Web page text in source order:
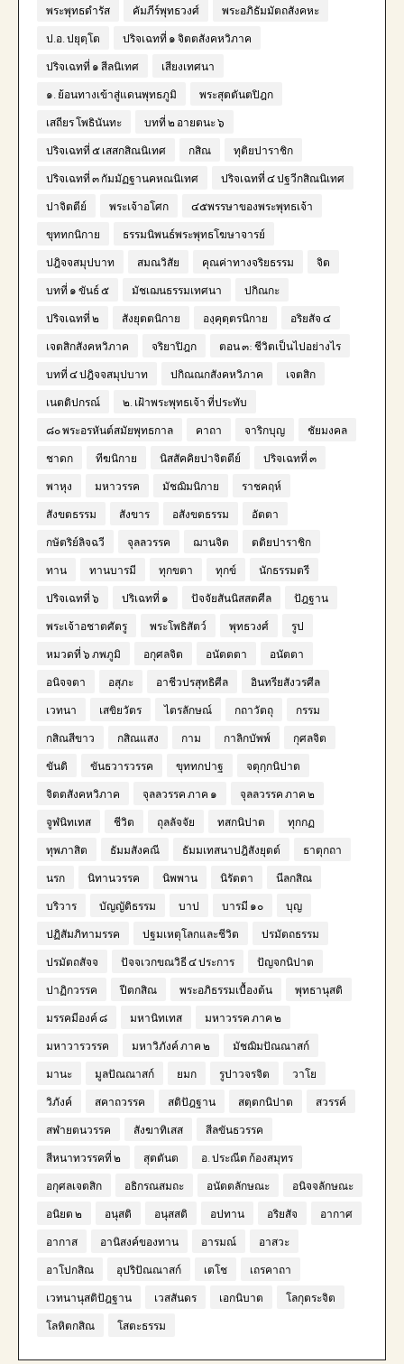
พระพุทธดำรัส คัมภีร์พุทธวงศ์ พระอภิธัมมัตถสังคหะ
ป.อ. ปยุตฺโต ปริจเฉทที่ ๑ จิตตสังคหวิภาค
ปริจเฉทที่ ๑ สีลนิเทศ เสียงเทศนา
๑. ย้อนทางเข้าสู่แดนพุทธภูมิ พระสุตตันตปิฎก
เสถียร โพธินันทะ บทที่ ๒ อายตนะ ๖
ปริจเฉทที่ ๕ เสสกสิณนิเทศ กสิณ ทุติยปาราชิก
ปริจเฉทที่ ๓ กัมมัฏฐานคหณนิเทศ ปริจเฉทที่ ๔ ปฐวีกสิณนิเทศ
ปาจิตตีย์ พระเจ้าอโศก ๔๕พรรษาของพระพุทธเจ้า
ขุททกนิกาย ธรรมนิพนธ์พระพุทธโฆษาจารย์
ปฎิจจสมุปบาท สมณวิสัย คุณค่าทางจริยธรรม จิต
บทที่ ๑ ขันธ์ ๕ มัชเฌนธรรมเทศนา ปกิณกะ
ปริจเฉทที่ ๒ สังยุตตนิกาย องฺคุตฺตรนิกาย อริยสัจ ๔
เจตสิกสังคหวิภาค จริยาปิฎก ตอน ๓: ชีวิตเป็นไปอย่างไร
บทที่ ๔ ปฎิจจสมุปบาท ปกิณณกสังคหวิภาค เจตสิก
เนตติปกรณ์ ๒. เฝ้าพระพุทธเจ้า ที่ประทับ
๘๐ พระอรหันต์สมัยพุทธกาล คาถา จาริกบุญ ชัยมงคล
ชาดก ทีฆนิกาย นิสสัคคิยปาจิตตีย์ ปริจเฉทที่ ๓
พาหุง มหาวรรค มัชฌิมนิกาย ราชคฤห์
สังขตธรรม สังขาร อสังขตธรรม อัตตา
กษัตริย์ลิจฉวี จุลลวรรค ฌานจิต ตติยปาราชิก
ทาน ทานบารมี ทุกขตา ทุกข์ นักธรรมตรี
ปริจเฉทที่ ๖ ปริเฉทที่ ๑ ปัจจัยสันนิสสตศีล ปัฎฐาน
พระเจ้าอชาตศัตรู พระโพธิสัตว์ พุทธวงศ์ รูป
หมวดที่ ๖ ภพภูมิ อกุศลจิต อนัตตตา อนัตตา
อนิจจตา อสุภะ อาชีวปรสุทธิศีล อินทรียสังวรศีล
เวทนา เสขิยวัตร ไตรลักษณ์ กถาวัตถุ กรรม
กสิณสีขาว กสิณแสง กาม กาลิกบัพพ์ กุศลจิต
ขันติ ขันธวารวรรค ขุททกปาฐ จตุกฺกนิปาต
จิตตสังคหวิภาค จุลลวรรค ภาค ๑ จุลลวรรค ภาค ๒
จูฬนิทเทส ชีวิต ถุลลัจจัย ทสกนิปาต ทุกกฏ
ทุพภาสิต ธัมมสังคณี ธัมมเทสนาปฎิสังยุตต์ ธาตุกถา
นรก นิทานวรรค นิพพาน นิรัตตา นีลกสิณ
บริวาร บัญญัติธรรม บาป บารมี ๑๐ บุญ
ปฏิสัมภิทามรรค ปฐมเหตุโลกและชีวิต ปรมัตถธรรม
ปรมัตถสัจจ ปัจจเวกขณวิธี ๔ ประการ ปัญจกนิปาต
ปาฏิกวรรค ปีตกสิณ พระอภิธรรมเบื้องต้น พุทธานุสติ
มรรคมีองค์ ๘ มหานิทเทส มหาวรรค ภาค ๒
มหาวารวรรค มหาวิภังค์ ภาค ๒ มัชฌิมปัณณาสก์
มานะ มูลปัณณาสก์ ยมก รูปาวจรจิต วาโย
วิภังค์ สคาถวรรค สติปัฎฐาน สตฺตกนิปาต สวรรค์
สฬายตนวรรค สังฆาทิเสส สีลขันธวรรค
สีหนาทวรรคที่ ๒ สุตตันต อ. ประณีต ก้องสมุทร
อกุศลเจตสิก อธิกรณสมถะ อนัตตลักษณะ อนิจจลักษณะ
อนิยต ๒ อนุสติ อนุสสติ อปทาน อริยสัจ อากาศ
อากาส อานิสงค์ของทาน อารมณ์ อาสวะ
อาโปกสิณ อุปริปัณณาสก์ เตโช เถรคาถา
เวทนานุสติปัฎฐาน เวสสันดร เอกนิบาต โลกุตระจิต
โลหิตกสิณ โสตะธรรม